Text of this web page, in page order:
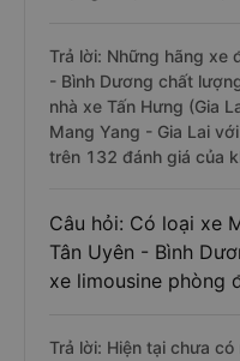
Trả lời: Những hãng xe
- Bình Dương chất
nhà xe Tấn Hưng (Gia
Mang Yang - Gia Lai
trên 132 đánh giá của
Câu hỏi: Có loại xe
Tân Uyên - Bình
xe limousine phòng
Trả lời: Hiện tại chưa